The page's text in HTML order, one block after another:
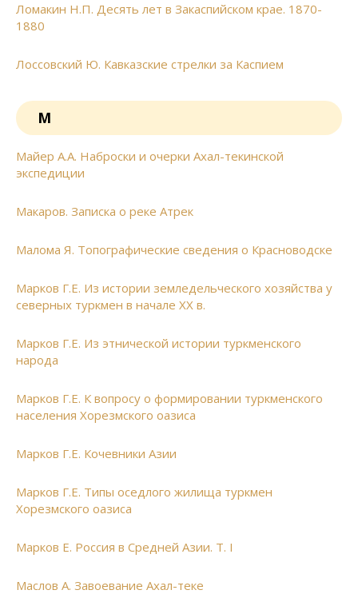
Ломакин Н.П. Десять лет в Закаспийском крае. 1870-
1880
Лоссовский Ю. Кавказские стрелки за Каспием
М
Майер А.А. Наброски и очерки Ахал-текинской
экспедиции
Макаров. Записка о реке Атрек
Малома Я. Топографические сведения о Красноводске
Марков Г.Е. Из истории земледельческого хозяйства у
северных туркмен в начале XX в.
Марков Г.Е. Из этнической истории туркменского
народа
Марков Г.Е. К вопросу о формировании туркменского
населения Хорезмского оазиса
Марков Г.Е. Кочевники Азии
Марков Г.Е. Типы оседлого жилища туркмен
Хорезмского оазиса
Марков Е. Россия в Средней Азии. Т. I
Маслов А. Завоевание Ахал-теке